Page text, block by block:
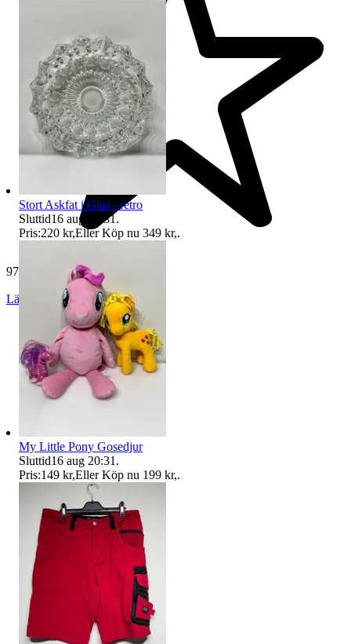
977 omdömen
Läs omdömen Följ
Stort Askfat i Glas - retro
Sluttid16 aug 20:31.
Pris:220 kr,Eller Köp nu 349 kr,.
My Little Pony Gosedjur
Sluttid16 aug 20:31 .
Pris:149 kr,Eller Köp nu 199 kr,.